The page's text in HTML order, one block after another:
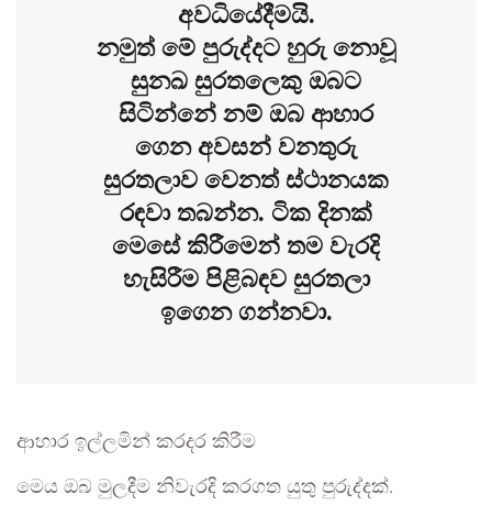
අවධියේදීමයි.
නමුත් මේ පුරුද්දට හුරු නොවූ
සුනඛ සුරතලෙකු ඔබට
සිටින්නේ නම් ඔබ ආහාර
ගෙන අවසන් වනතුරු
සුරතලාව වෙනත් ස්ථානයක
රඳවා තබන්න. ටික දිනක්
මෙසේ කිරීමෙන් තම වැරදි
හැසිරීම පිළිබඳව සුරතලා
ඉගෙන ගන්නවා.
ආහාර ඉල්ලමින් කරදර කිරීම
මෙය ඔබ මුලදීම නිවැරදි කරගත යුතු පුරුද්දක්.